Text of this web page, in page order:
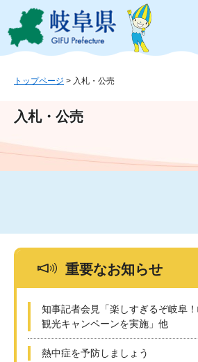
ジ
ュ
文
このページの本文へ
トップページ > 入札・公売
入札・公売
重要なお知らせ
知事記者会見「楽しすぎるぞ岐阜
観光キャンペーンを実施」他
熱中症を予防しましょう